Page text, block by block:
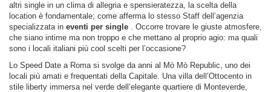
altri single in un clima di allegria e spensieratezza, la scelta della
location è fondamentale; come afferma lo stesso Staff dell’agenzia
specializzata in eventi per single . Occorre trovare le giuste atmosfere,
che siano intime ma non troppo e che mettano al proprio agio: ma quali
sono i locali italiani più cool scelti per l’occasione?
Lo Speed Date a Roma si svolge da anni al Mò Mò Republic, uno dei
locali più amati e frequentati della Capitale. Una villa dell’Ottocento in
stile liberty immersa nel verde dell’elegante quartiere di Monteverde,